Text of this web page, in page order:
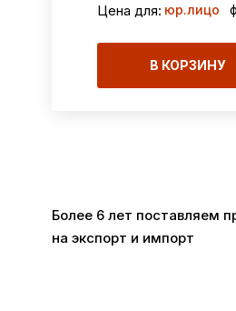
Цена для: юр.лицо
В КОРЗИНУ
Более 6 лет поставляем
на экспорт и импорт